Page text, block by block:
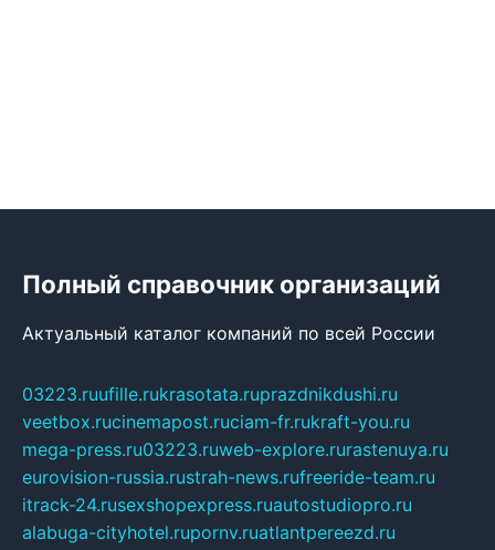
Полный справочник организаций
Актуальный каталог компаний по всей России
03223.ruufille.rukrasotata.ruprazdnikdushi.ru
veetbox.rucinemapost.ruciam-fr.rukraft-you.ru
mega-press.ru03223.ruweb-explore.rurastenuya.ru
eurovision-russia.rustrah-news.rufreeride-team.ru
itrack-24.rusexshopexpress.ruautostudiopro.ru
alabuga-cityhotel.rupornv.ruatlantpereezd.ru